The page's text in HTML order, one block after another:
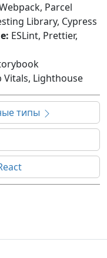
Parcel
Library, Cypress
ESLint, Prettier,
Vitals, Lighthouse
типы